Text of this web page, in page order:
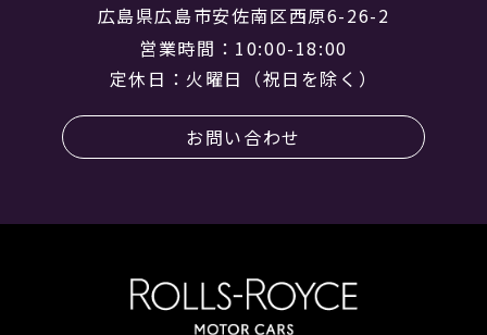
広島県広島市安佐南区西原6-26-2
営業時間：10:00-18:00
定休日：火曜日（祝日を除く）
お問い合わせ